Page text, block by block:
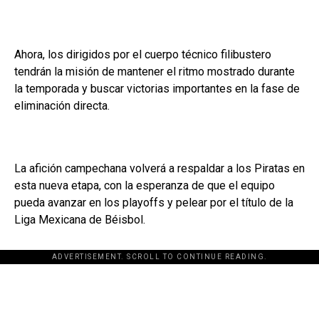
Ahora, los dirigidos por el cuerpo técnico filibustero
tendrán la misión de mantener el ritmo mostrado durante
la temporada y buscar victorias importantes en la fase de
eliminación directa.
La afición campechana volverá a respaldar a los Piratas en
esta nueva etapa, con la esperanza de que el equipo
pueda avanzar en los playoffs y pelear por el título de la
Liga Mexicana de Béisbol.
ADVERTISEMENT. SCROLL TO CONTINUE READING.